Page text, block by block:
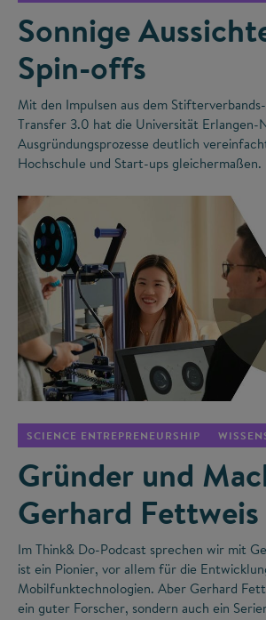
Sonnige
Spin-offs
Mit den Impulsen aus dem
Transfer 3.0 hat die Universität Erlangen-
Ausgründungsprozesse deutlich
Hochschule und Start-ups gleichermaßen.
SCIENCE ENTREPRENEURSHIP
Gründer und
Gerhard Fettweis
Im Think& Do-Podcast sprechen wir mit
ist ein Pionier, vor allem für die
Mobilfunktechnologien. Aber Gerhard
ein guter Forscher, sondern auch ein